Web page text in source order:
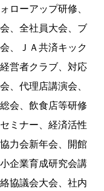
ローアップ研修、
、全社員大会、ブ
、ＪＡ共済キック
営者クラブ、対応
、代理店講演会、
会、飲食店等研修
ミナー、経済活性
力会新年会、開館
企業育成研究会講
協議会大会、社内